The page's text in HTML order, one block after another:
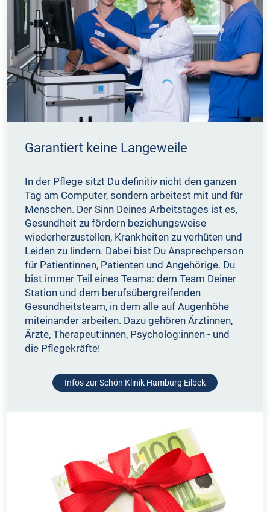
Garantiert keine Langeweile
In der Pflege sitzt Du definitiv nicht den ganzen
Tag am Computer, sondern arbeitest mit und für
Menschen. Der Sinn Deines Arbeitstages ist es,
Gesundheit zu fördern beziehungsweise
wiederherzustellen, Krankheiten zu verhüten und
Leiden zu lindern. Dabei bist Du Ansprechperson
für Patientinnen, Patienten und Angehörige. Du
bist immer Teil eines Teams: dem Team Deiner
Station und dem berufsübergreifenden
Gesundheitsteam, in dem alle auf Augenhöhe
miteinander arbeiten. Dazu gehören Ärztinnen,
Ärzte, Therapeut:innen, Psycholog:innen - und
die Pflegekräfte!
Infos zur Schön Klinik Hamburg Eilbek